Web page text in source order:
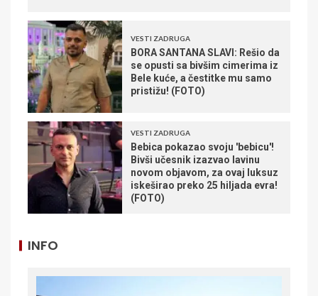
VESTI ZADRUGA
BORA SANTANA SLAVI: Rešio da
se opusti sa bivšim cimerima iz
Bele kuće, a čestitke mu samo
pristižu! (FOTO)
VESTI ZADRUGA
Bebica pokazao svoju 'bebicu'!
Bivši učesnik izazvao lavinu
novom objavom, za ovaj luksuz
iskeširao preko 25 hiljada evra!
(FOTO)
INFO